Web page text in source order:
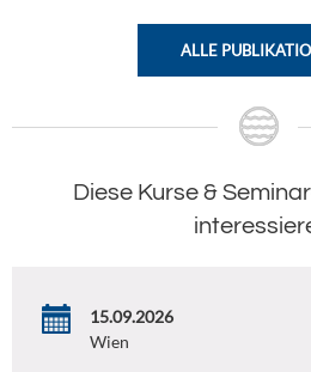
ALLE
Diese Kurse &
15.09.2026
Wien